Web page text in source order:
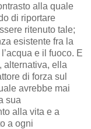
alla quale
di riportare
ritenuto tale;
esistente fra la
e il fuoco. E
alternativa, ella
di forza sul
avrebbe mai
sua
alla vita e a
a ogni